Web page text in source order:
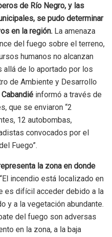
de Río Negro, y las
se pudo determinar
en la región. La amenaza
del fuego sobre el terreno,
humanos no alcanzan
allá de lo aportado por los
de Ambiente y Desarrollo
Cabandié informó a través de
que se enviaron “2
12 autobombas,
convocados por el
Fuego”.
la zona en donde
“El incendio está localizado en
es difícil acceder debido a la
y a la vegetación abundante.
del fuego son adversas
en la zona, a la baja